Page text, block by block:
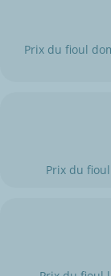
Prix du fioul
Prix du